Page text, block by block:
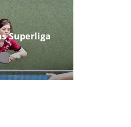
Superliga